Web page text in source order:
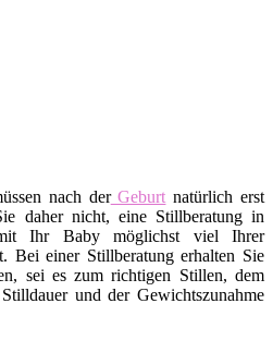
nach derGeburt natürlich erst
daher nicht, eine Stillberatung in
Ihr Baby möglichst viel Ihrer
Bei einer Stillberatung erhalten Sie
sei es zum richtigen Stillen, dem
und der Gewichtszunahme